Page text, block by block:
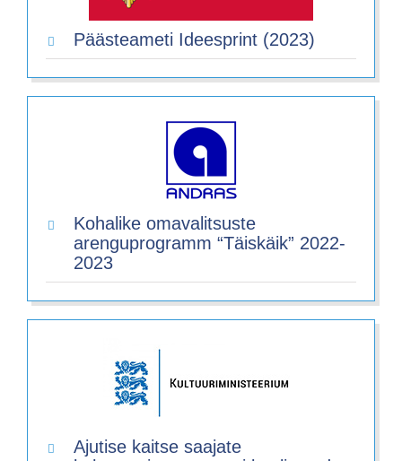
Päästeameti Ideesprint (2023)
Kohalike omavalitsuste
arenguprogramm “Täiskäik” 2022-
2023
Ajutise kaitse saajate